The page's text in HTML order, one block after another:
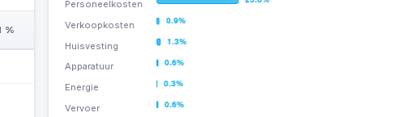
% EIGEN EUR